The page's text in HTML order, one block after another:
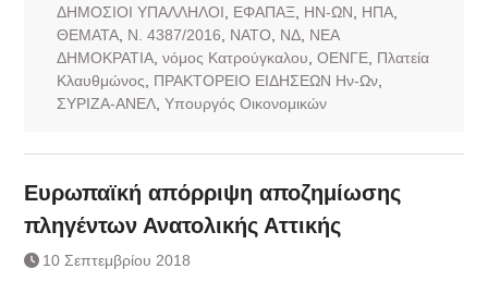
ΔΗΜΟΣΙΟΙ ΥΠΑΛΛΗΛΟΙ
ΕΦΑΠΑΞ, ΗΝ-ΩΝ ΗΠΑ,
ΘΕΜΑΤΑ, Ν. 4387/2016 ΝΑΤΟ ΝΔ, ΝΕΑ
ΔΗΜΟΚΡΑΤΙΑ, νόμος Κατρούγκαλου ΟΕΝΓΕ, Πλατεία
Κλαυθμώνος
ΠΡΑΚΤΟΡΕΙΟ ΕΙΔΗΣΕΩΝ Ην-Ων,
ΣΥΡΙΖΑ-ΑΝΕΛ, Υπουργός Οικονομικών
Ευρωπαϊκή απόρριψη αποζημίωσης
πληγέντων Ανατολικής Αττικής
10 Σεπτεμβρίου 2018